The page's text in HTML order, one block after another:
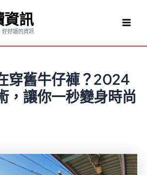
資訊
好好讀的資訊
穿舊牛仔褲？2024
，讓你一秒變身時尚